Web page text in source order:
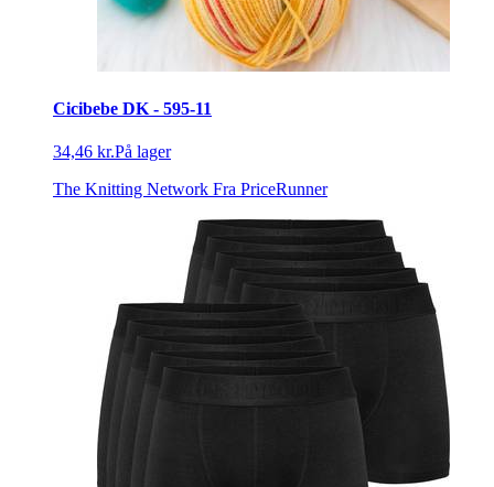
Cicibebe DK - 595-11
34,46 kr.På lager
The Knitting Network Fra PriceRunner